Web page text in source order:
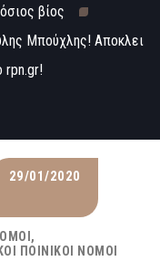
βίος
Μπούχλης! Αποκλει
rpn.gr!
29/01/2020
ΠΟΙΝΙΚΟΊ ΝΌΜΟΙ